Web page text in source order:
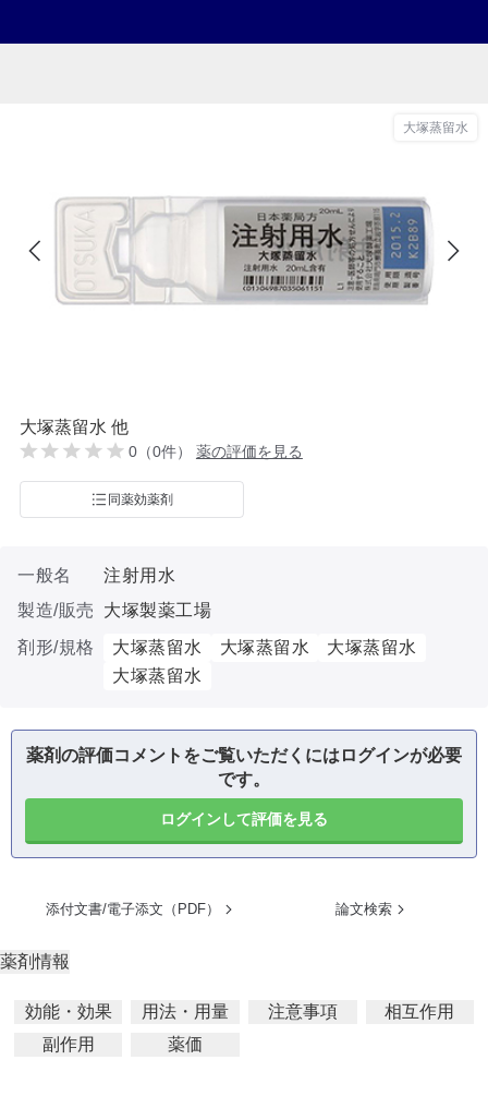
大塚蒸留水
大塚蒸留水 他
0（0件） 薬の評価を見る
同薬効薬剤
一般名
注射用水
製造/販売
大塚製薬工場
剤形/規格
大塚蒸留水 大塚蒸留水
大塚蒸留水
大塚蒸留水
薬剤の評価コメントをご覧いただくにはログインが必要
です。
ログインして評価を見る
添付文書/電子添文（PDF） 論文検索
薬剤情報
効能・効果 用法・用量 注意事項
相互作用
副作用
薬価